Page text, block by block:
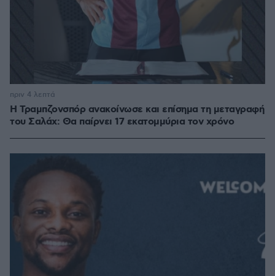
Η Τραμπζονσπόρ ανακοίνωσε και επίσημα τη μεταγραφή
του Σαλάχ: Θα παίρνει 17 εκατομμύρια τον χρόνο
πριν 4 λεπτά